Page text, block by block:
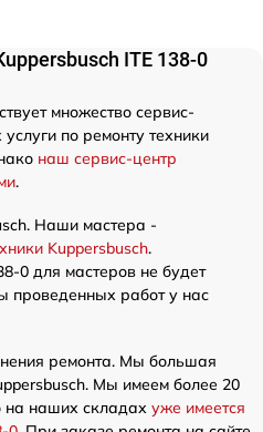
ITE 138-0
множество сервис-
по ремонту техники
наш сервис-центр
.
Наши мастера -
Kuppersbusch.
0 для мастеров не будет
проведенных работ у нас
ремонта. Мы большая
Мы имеем более 20
на наших складах уже имеется